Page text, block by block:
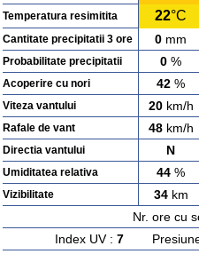
Temperatura resimitita 22°C
Cantitate precipitatii 3 ore 0 mm
Probabilitate precipitatii 0 %
Acoperire cu nori 42 %
Viteza vantului 20km/h
Rafale de vant 48km/h
Directia vantului N
Umiditatea relativa 44 %
Vizibilitate 34km
Nr. ore cu
Index UV : 7Presiunea